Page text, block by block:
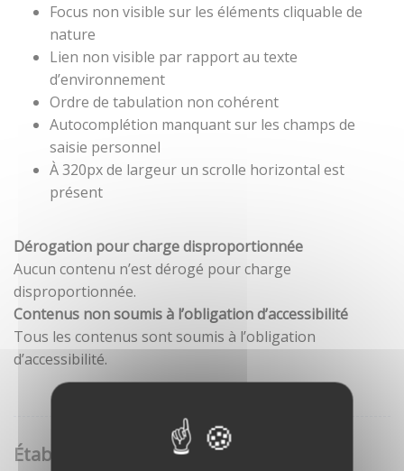
Focus non visible sur les éléments cliquable de
nature
Lien non visible par rapport au texte
d’environnement
Ordre de tabulation non cohérent
Autocomplétion manquant sur les champs de
saisie personnel
À 320px de largeur un scrolle horizontal est
présent
Dérogation pour charge disproportionnée
Aucun contenu n’est dérogé pour charge
disproportionnée.
Contenus non soumis à l’obligation d’accessibilité
Tous les contenus sont soumis à l’obligation
d’accessibilité.
Établissement de cette déclaration